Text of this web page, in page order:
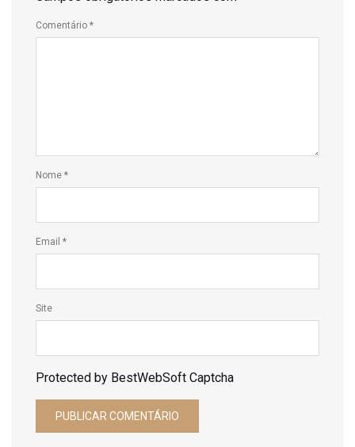
Comentário *
Nome *
Email *
Site
Protected by BestWebSoft Captcha